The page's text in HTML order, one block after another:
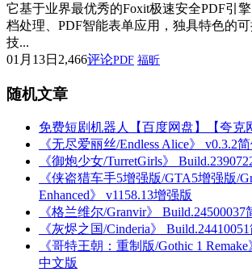
它基于业界最优秀的Foxit极速安全PDF引
档处理、PDF智能表单应用，独具特色的
技...
01月13日 2,466评论PDF 福昕
随机文章
免费短剧机器人【百度网盘】【夸克
《无尽爱丽丝/Endless Alice》 v0.3.2
《御炮少女/TurretGirls》
《侠盗猎车手5增强版/GTA5增强版/
Enhanced》 v1158.13增强版
《格兰维尔/Granvir》 Build.24500037
《灰烬之国/Cinderia》
《哥特王朝：重制版/Gothic 1
中文版